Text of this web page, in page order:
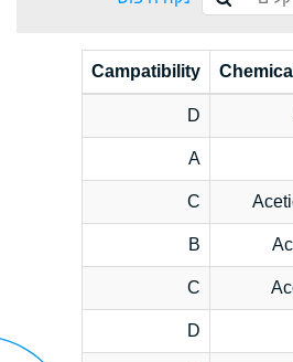
Chemical
Campatibility
D
A
C
B
C
D